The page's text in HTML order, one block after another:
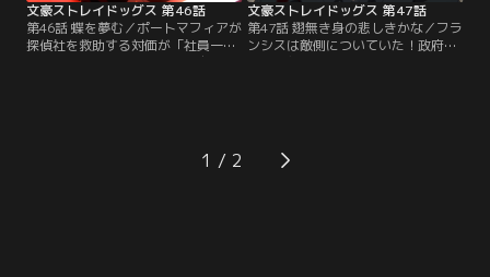
文豪ストレイドッグス 第46話
第46話 蝶を夢む／ポートマフィアが
探偵社を救助する対価が「社員一人
の移籍」であると聞き、森が自分を
の使用を許可するという。だが、彼
は勝算のある方に与する男だ。罠の
文豪ストレイドッグス 第47話
第47話 翅無き身の悲しきかな／フラ
ンシスは敵側についていた！政府機
残っても、探偵社再建に命を懸ける
ことを約束して--。一人になった与
1